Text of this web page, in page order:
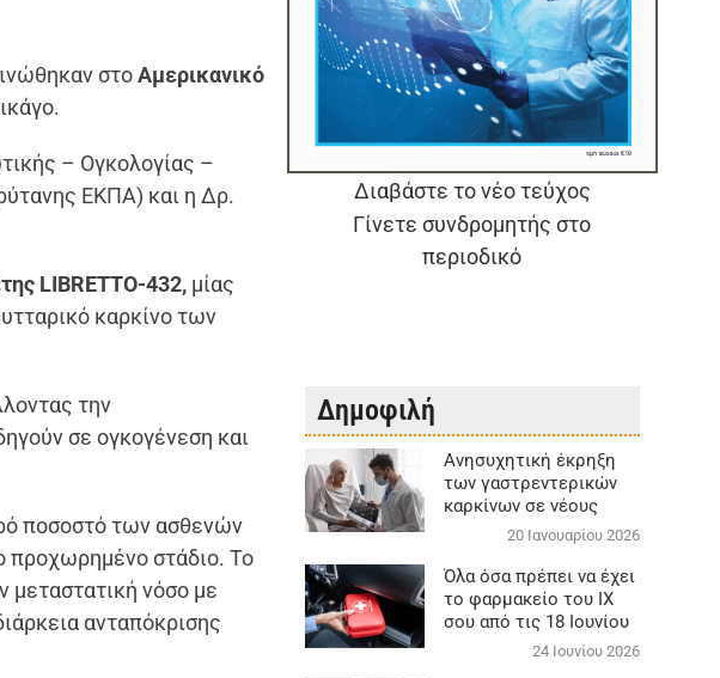
στοΑμερικανικό
– Ογκολογίας –
ΕΚΠΑ) και η Δρ.
LIBRETTO-432, μίας
καρκίνο των
την
σε ογκογένεση και
ποσοστό των ασθενών
προχωρημένο στάδιο. Το
μεταστατική νόσο με
ανταπόκρισης
Διαβάστε το νέο τεύχος
Γίνετε συνδρομητής στο
περιοδικό
Δημοφιλή
Aνησυχητική έκρηξη
των γαστρεντερικών
καρκίνων σε νέους
20 Ιανουαρίου 2026
Όλα όσα πρέπει να έχει
το φαρμακείο του ΙΧ
σου από τις 18 Ιουνίου
24 Ιουνίου 2026